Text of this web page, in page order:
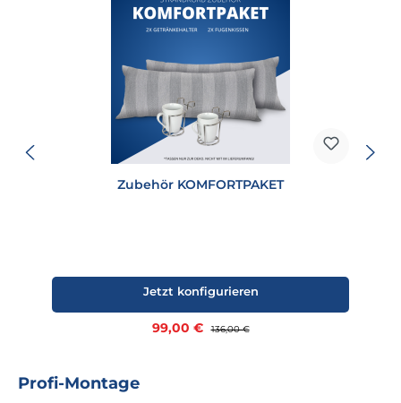
Zubehör KOMFORTPAKET
Verkaufspreis:
99,00 € Regulärer Preis:
136,00 €
Jetzt konfigurieren
Profi-Montage